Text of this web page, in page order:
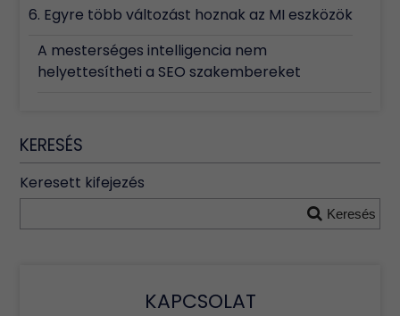
6. Egyre több változást hoznak az MI eszközök
A mesterséges intelligencia nem
helyettesítheti a SEO szakembereket
KERESÉS
Keresett kifejezés
Keresés
KAPCSOLAT